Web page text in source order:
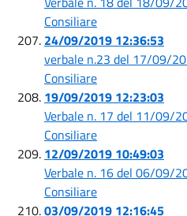
Consiliare
24/09/2019 12:36:53
verbale n.23 del 17/09/
Consiliare
19/09/2019 12:23:03
Verbale n. 17 del 11/09/
Consiliare
12/09/2019 10:49:03
Verbale n. 16 del 06/09/
Consiliare
03/09/2019 12:16:45